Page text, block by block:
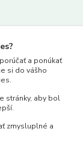
a ponúkať
si do vášho
stránky, aby bol
zmysluplné a